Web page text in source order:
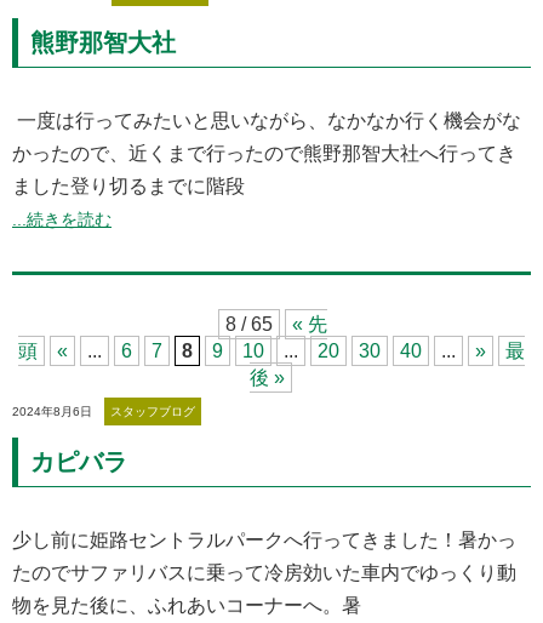
熊野那智大社
一度は行ってみたいと思いながら、なかなか行く機会がな
かったので、近くまで行ったので熊野那智大社へ行ってき
ました登り切るまでに階段
...続きを読む
8 / 65
« 先
頭
« ... 6 7 8 9 10 ... 20 30 40 ... »
最
後 »
2024年8月6日 スタッフブログ
カピバラ
少し前に姫路セントラルパークへ行ってきました！暑かっ
たのでサファリバスに乗って冷房効いた車内でゆっくり動
物を見た後に、ふれあいコーナーへ。暑